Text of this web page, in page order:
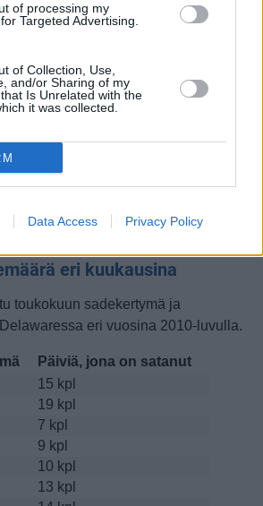
of processing my
Targeted Advertising.
of Collection, Use,
and/or Sharing of my
Is Unrelated with the
it was collected.
Data Access Privacy Policy
Maaliskuussa
Syyskuussa
Delawaressa on ollut toukokuussa
eri kuukausina
toukokuun sadekertymä ja
eri vuosina 2010-luvulla.
Päiviä, jona on satanut
15 kpl
19 kpl
7 kpl
9 kpl
10 kpl
13 kpl